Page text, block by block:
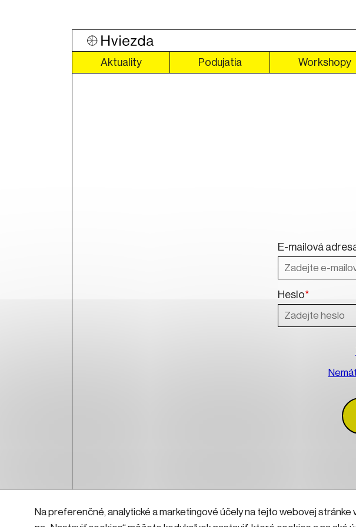
Aktuality Podujatia Workshopy
Na preferenčné, analytické a marketingové účely na tejto webovej
E-mailová
Heslo*